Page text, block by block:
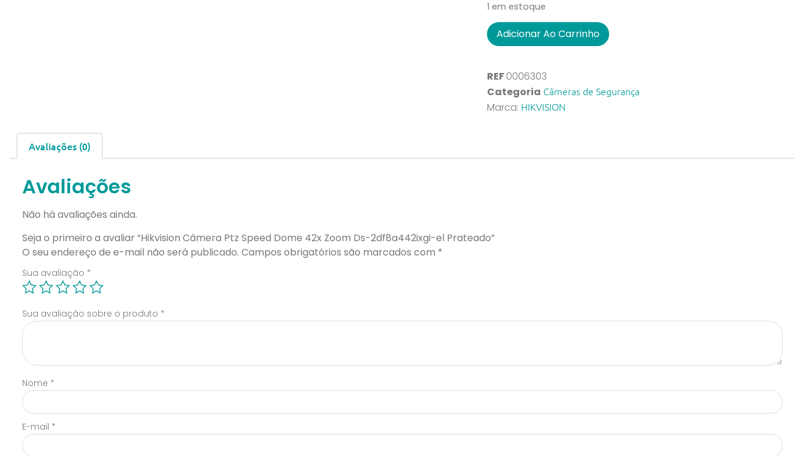
1 em estoque
Adicionar Ao Carrinho
REF0006303
Categoria Câmeras de Segurança
Marca: HIKVISION
Avaliações (0)
Avaliações
Não há avaliações ainda.
Seja o primeiro a avaliar “Hikvision Câmera Ptz Speed Dome 42x Zoom Ds-2df8a442ixgi-el Prateado”
O seu endereço de e-mail não será publicado. Campos obrigatórios são marcados com *
Sua avaliação *
Sua avaliação sobre o produto *
Nome *
E-mail *